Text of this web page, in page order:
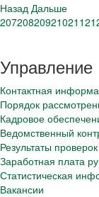
Назад Дальше
207208209210211
Управление
Контактная
Порядок
Кадровое
Ведомственный
Результаты проверок
Заработная плата
Статистическая
Вакансии